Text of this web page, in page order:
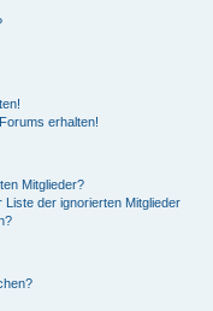
erhalten!
Mitglieder?
der ignorierten Mitglieder